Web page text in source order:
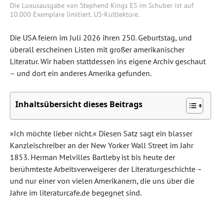
Die Luxusausgabe von Stephend Kings ES im Schuber ist auf
10.000 Exemplare limitiert. US-Kultlektüre.
Die USA feiern im Juli 2026 ihren 250. Geburtstag, und
überall erscheinen Listen mit großer amerikanischer
Literatur. Wir haben stattdessen ins eigene Archiv geschaut
– und dort ein anderes Amerika gefunden.
Inhaltsübersicht dieses Beitrags
»Ich möchte lieber nicht.« Diesen Satz sagt ein blasser
Kanzleischreiber an der New Yorker Wall Street im Jahr
1853. Herman Melvilles Bartleby ist bis heute der
berühmteste Arbeitsverweigerer der Literaturgeschichte –
und nur einer von vielen Amerikanern, die uns über die
Jahre im literaturcafe.de begegnet sind.